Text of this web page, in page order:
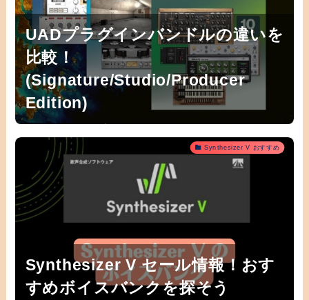
UADプラグインバンドルの違いを
比較！
(Signature/Studio/Producer
Edition)
Synthesizer V おすすめ
Synthesizer V セール情報！おす
すめボイスバンクを探そう